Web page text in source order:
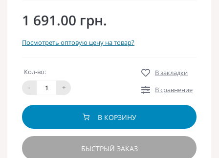
1 691.00 грн.
Посмотреть оптовую цену на товар?
Кол-во:
-
+
В закладки
В сравнение
В КОРЗИНУ
БЫСТРЫЙ ЗАКАЗ